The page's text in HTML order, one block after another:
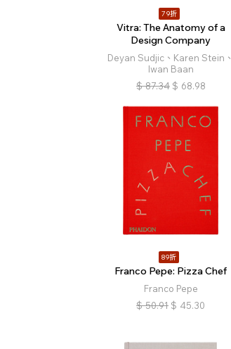
79折
Vitra: The Anatomy of a
Design Company
Deyan Sudjic、Karen Stein、
Iwan Baan
$ 87.34 $ 68.98
89折
Franco Pepe: Pizza Chef
Franco Pepe
$ 50.91 $ 45.30